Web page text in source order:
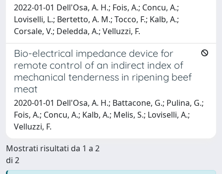
2022-01-01 Dell'Osa, A. H.; Fois, A.; Concu, A.;
Loviselli, L.; Bertetto, A. M.; Tocco, F.; Kalb, A.;
Corsale, V.; Deledda, A.; Velluzzi, F.
Bio-electrical impedance device for
remote control of an indirect index of
mechanical tenderness in ripening beef
meat
2020-01-01 Dell'Osa, A. H.; Battacone, G.; Pulina, G.;
Fois, A.; Concu, A.; Kalb, A.; Melis, S.; Loviselli, A.;
Velluzzi, F.
Mostrati risultati da 1 a 2
di 2